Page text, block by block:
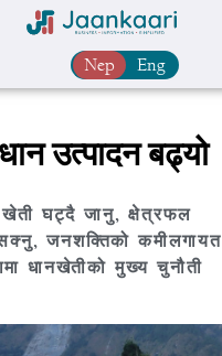
Nep Eng
धान उत्पादन बढ्यो
खेती घट्दै जानु, क्षेत्रफल
जनशक्तिको कमीलगायत
धानखेतीको मुख्य चुनौती